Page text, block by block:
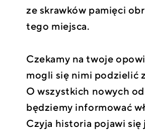
ze skrawków pamięci
tego miejsca.
Czekamy na twoje
mogli się nimi podzielić
O wszystkich nowych
będziemy informować
Czyja historia pojawi się